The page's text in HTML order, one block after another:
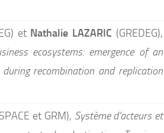
et Nathalie LAZARIC (GREDEG),
ecosystems: emergence of an
recombination and replication
et GRM), Système d’acteurs et